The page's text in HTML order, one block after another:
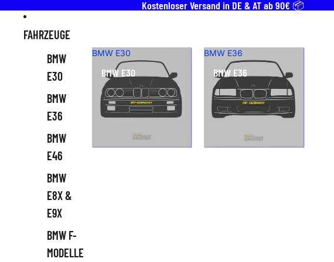
Kostenloser Versand in DE & AT ab 90€ 📦
FAHRZEUGE
BMW
E30
BMW
E36
BMW
E46
BMW
E8X &
E9X
BMW F-
MODELLE
BMW E30
BMW E30
BMW E36
BMW E36